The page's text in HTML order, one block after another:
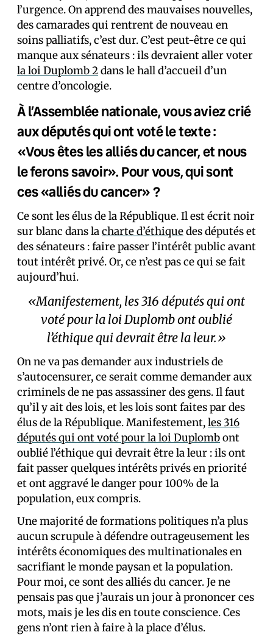
l’urgence. On apprend des mauvaises nouvelles,
des camarades qui rentrent de nouveau en
soins palliatifs, c’est dur. C’est peut-être ce qui
manque aux sénateurs : ils devraient aller voter
la loi Duplomb 2dans le hall d’accueil d’un
centre d’oncologie.
À l’Assemblée nationale, vous aviez crié
aux députés qui ont voté le texte :
«Vous êtes les alliés du cancer, et nous
le ferons savoir». Pour vous, qui sont
ces «alliés du cancer» ?
Ce sont les élus de la République. Il est écrit noir
sur blanc dans lacharte d’éthiquedes députés et
des sénateurs : faire passer l’intérêt public avant
tout intérêt privé. Or, ce n’est pas ce qui se fait
aujourd’hui.
«Manifestement, les 316 députés qui ont
voté pour la loi Duplomb ont oublié
l’éthique qui devrait être la leur.»
On ne va pas demander aux industriels de
s’autocensurer, ce serait comme demander aux
criminels de ne pas assassiner des gens. Il faut
qu’il y ait des lois, et les lois sont faites par des
élus de la République. Manifestement,les 316
députés qui ont voté pour la loi Duplombont
oublié l’éthique qui devrait être la leur : ils ont
fait passer quelques intérêts privés en priorité
et ont aggravé le danger pour 100% de la
population, eux compris.
Une majorité de formations politiques n’a plus
aucun scrupule à défendre outrageusement les
intérêts économiques des multinationales en
sacrifiant le monde paysan et la population.
Pour moi, ce sont des alliés du cancer. Je ne
pensais pas que j’aurais un jour à prononcer ces
mots, mais je les dis en toute conscience. Ces
gens n’ont rien à faire à la place d’élus.